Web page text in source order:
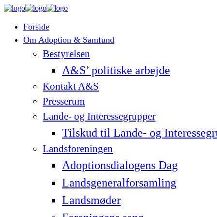
Forside
Om Adoption & Samfund
Bestyrelsen
A&S’ politiske arbejde
Kontakt A&S
Presserum
Lande- og Interessegrupper
Tilskud til Lande- og
Landsforeningen
Adoptionsdialogens Dag
Landsgeneralforsamling
Landsmøder